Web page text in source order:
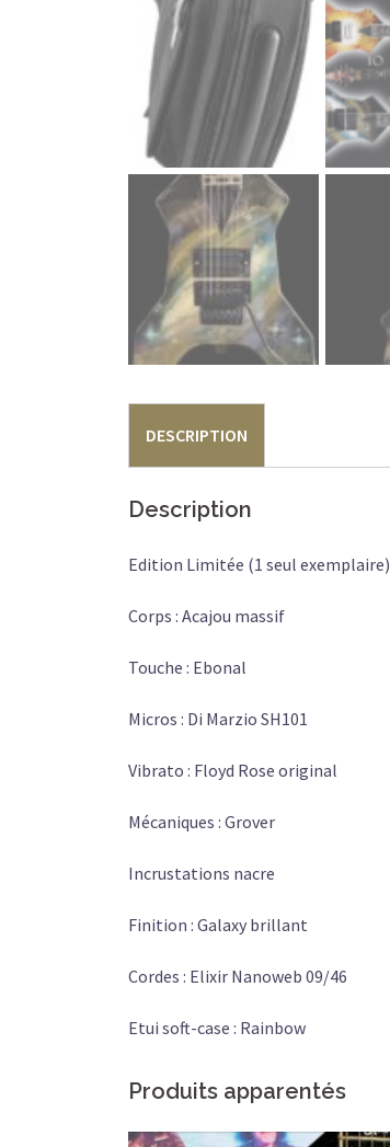
DESCRIPTION
Description
Edition Limitée (1 seul exemplaire)
Corps : Acajou massif
Touche : Ebonal
Micros : Di Marzio SH101
Vibrato : Floyd Rose original
Mécaniques : Grover
Incrustations nacre
Finition : Galaxy brillant
Cordes : Elixir Nanoweb 09/46
Etui soft-case : Rainbow
Produits apparentés